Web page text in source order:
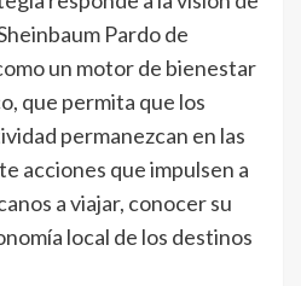
Pardo de
un motor de bienestar
que permita que los
permanezcan en las
acciones que impulsen a
a viajar, conocer su
local de los destinos